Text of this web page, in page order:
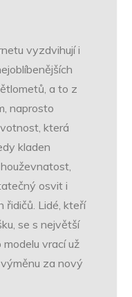
vyzdvihují i
a to z
naprosto
která
kladen
osvit i
řidičů. Lidé, kteří
se s největší
vrací už
za nový